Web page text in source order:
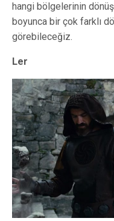
hangi bölgelerinin
boyunca bir çok farklı
görebileceğiz.
Ler